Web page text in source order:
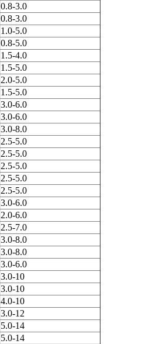
0.8-3.0
0.8-3.0
1.0-5.0
0.8-5.0
1.5-4.0
1.5-5.0
2.0-5.0
1.5-5.0
3.0-6.0
3.0-6.0
3.0-8.0
2.5-5.0
2.5-5.0
2.5-5.0
2.5-5.0
2.5-5.0
3.0-6.0
2.0-6.0
2.5-7.0
3.0-8.0
3.0-8.0
3.0-6.0
3.0-10
3.0-10
4.0-10
3.0-12
5.0-14
5.0-14